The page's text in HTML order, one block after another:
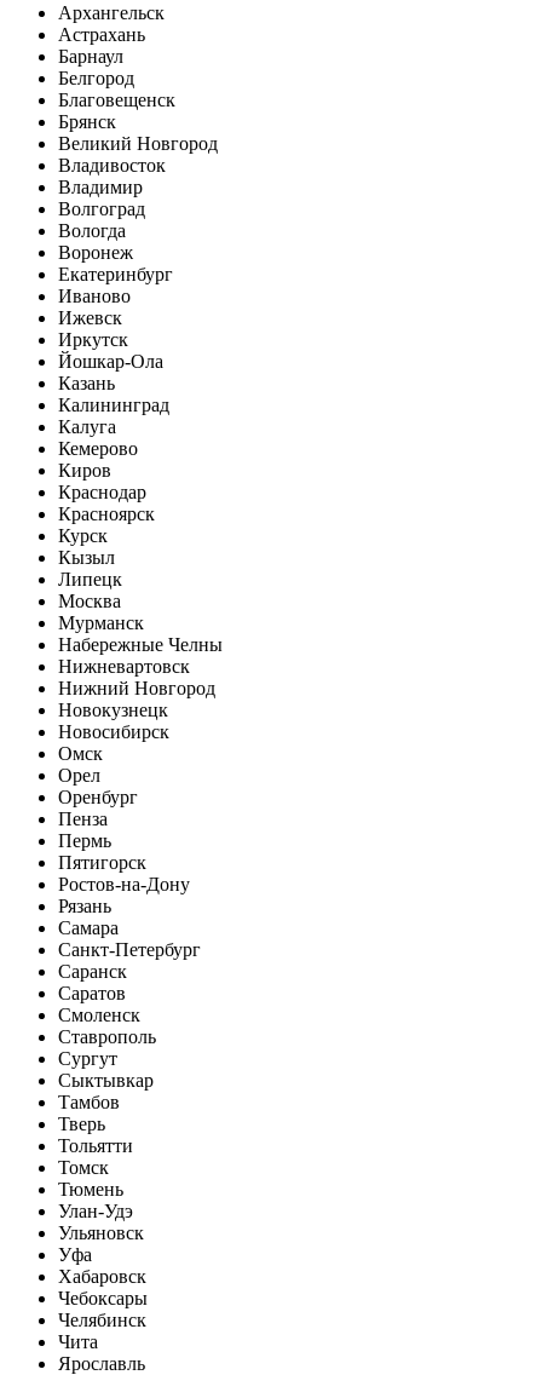
Архангельск
Астрахань
Барнаул
Белгород
Благовещенск
Брянск
Великий Новгород
Владивосток
Владимир
Волгоград
Вологда
Воронеж
Екатеринбург
Иваново
Ижевск
Иркутск
Йошкар-Ола
Казань
Калининград
Калуга
Кемерово
Киров
Краснодар
Красноярск
Курск
Кызыл
Липецк
Москва
Мурманск
Набережные Челны
Нижневартовск
Нижний Новгород
Новокузнецк
Новосибирск
Омск
Орел
Оренбург
Пенза
Пермь
Пятигорск
Ростов-на-Дону
Рязань
Самара
Санкт-Петербург
Саранск
Саратов
Смоленск
Ставрополь
Сургут
Сыктывкар
Тамбов
Тверь
Тольятти
Томск
Тюмень
Улан-Удэ
Ульяновск
Уфа
Хабаровск
Чебоксары
Челябинск
Чита
Ярославль